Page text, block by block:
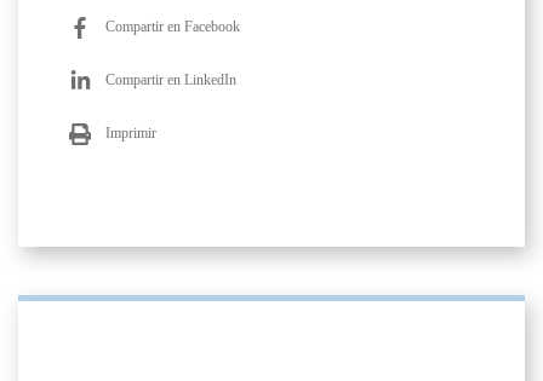
Compartir en Facebook
Compartir en LinkedIn
Imprimir